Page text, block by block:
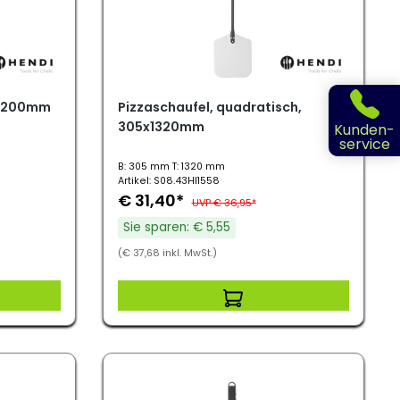
Kunden-
service
Pizzaschaufel, quadratisch,
305x1320mm
B: 305 mm T: 1320 mm
Artikel: S08.43HI1558
€ 31,40* UVP € 36,95*
Sie sparen: € 5,55
(€ 37,68 inkl. MwSt.)